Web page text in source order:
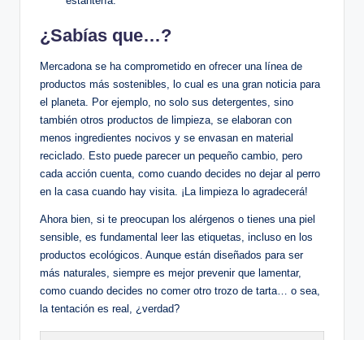
¿Sabías que…?
Mercadona se ha comprometido en ofrecer una línea de
productos más sostenibles, lo cual es una gran noticia para
el planeta. Por ejemplo, no solo sus detergentes, sino
también otros productos de limpieza, se elaboran con
menos ingredientes nocivos y se envasan en material
reciclado. Esto puede parecer un pequeño cambio, pero
cada acción cuenta, como cuando decides no dejar al perro
en la casa cuando hay visita. ¡La limpieza lo agradecerá!
Ahora bien, si te preocupan los alérgenos o tienes una piel
sensible, es fundamental leer las etiquetas, incluso en los
productos ecológicos. Aunque están diseñados para ser
más naturales, siempre es mejor prevenir que lamentar,
como cuando decides no comer otro trozo de tarta… o sea,
la tentación es real, ¿verdad?